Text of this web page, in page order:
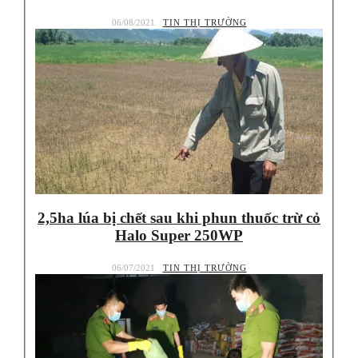
06/08/2021 TIN THỊ TRƯỜNG
2,5ha lúa bị chết sau khi phun thuốc trừ cỏ
Halo Super 250WP
06/07/2021 TIN THỊ TRƯỜNG